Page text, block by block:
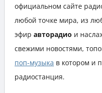
официальном сайте
любой точке мира, из
эфир авторадио и
свежими новостями,
поп-музыка в котором и
радиостанция.